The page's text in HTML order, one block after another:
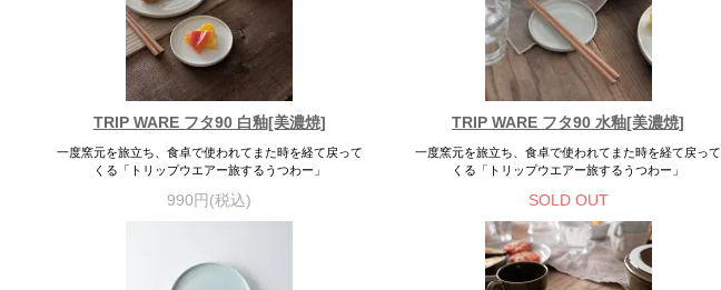
TRIP WARE フタ90 白釉[美濃焼]
一度窯元を旅立ち、食卓で使われてまた時を経て戻って
くる「トリップウエアー旅するうつわー」
990円(税込)
TRIP WARE フタ90 水釉[美濃焼]
一度窯元を旅立ち、食卓で使われてまた時を経て戻って
くる「トリップウエアー旅するうつわー」
SOLD OUT